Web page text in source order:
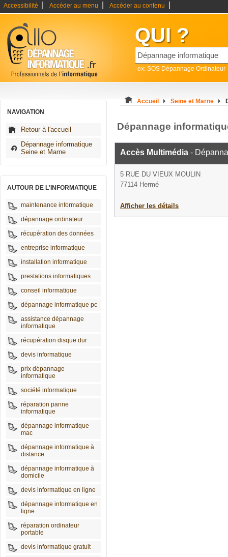
Accessibilité Accéder au menu Accéder au contenu
QUI ?
ex: SOS Dépannage Ordinateur
NAVIGATION
Retour à l'accueil
Dépannage informatique
Seine et Marne
AUTOUR DE L'INFORMATIQUE
maintenance informatique
dépannage ordinateur
récupération des données
entreprise informatique
installation informatique
prestations informatiques
conseil informatique
dépannage informatique pc
assistance dépannage
informatique
récupération disque dur
devis informatique
prix dépannage
informatique
société informatique
réparation panne
informatique
dépannage informatique
mac
dépannage informatique à
distance
dépannage informatique à
domicile
devis informatique en ligne
dépannage informatique en
ligne
réparation ordinateur
portable
devis informatique gratuit
Accueil Seine et Marne
Dépannage
Accès Multimédia -
5 RUE DU VIEUX MOULIN
77114 Hermé
Afficher les détails